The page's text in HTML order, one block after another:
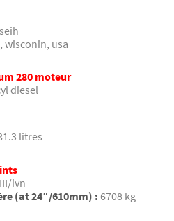
wisconin, usa
280 moteur
diesel
litres
III/ivn
(at 24″/610mm) : 6708 kg